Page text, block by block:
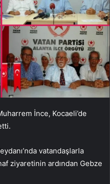
İnce, Kocaeli’de
vatandaşlarla
ziyaretinin ardından Gebze